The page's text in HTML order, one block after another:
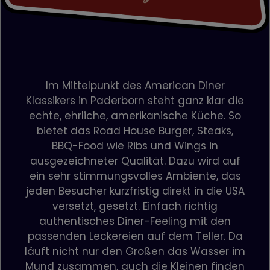
Im Mittelpunkt des American Diner
Klassikers in Paderborn steht ganz klar die
echte, ehrliche, amerikanische Küche. So
bietet das Road House Burger, Steaks,
BBQ-Food wie Ribs und Wings in
ausgezeichneter Qualität. Dazu wird auf
ein sehr stimmungsvolles Ambiente, das
jeden Besucher kurzfristig direkt in die USA
versetzt, gesetzt. Einfach richtig
authentisches Diner-Feeling mit den
passenden Leckereien auf dem Teller. Da
läuft nicht nur den Großen das Wasser im
Mund zusammen, auch die Kleinen finden